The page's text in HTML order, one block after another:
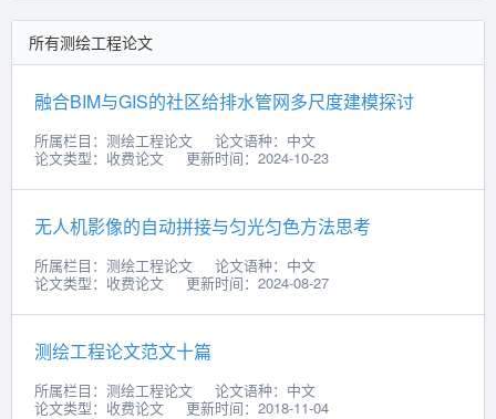
所有测绘工程论文
融合BIM与GIS的社区给排水管网多尺度建模探讨
所属栏目：测绘工程论文
论文语种：中文
论文类型：收费论文
更新时间：2024-10-23
无人机影像的自动拼接与匀光匀色方法思考
所属栏目：测绘工程论文
论文语种：中文
论文类型：收费论文
更新时间：2024-08-27
测绘工程论文范文十篇
所属栏目：测绘工程论文
论文语种：中文
论文类型：收费论文
更新时间：2018-11-04